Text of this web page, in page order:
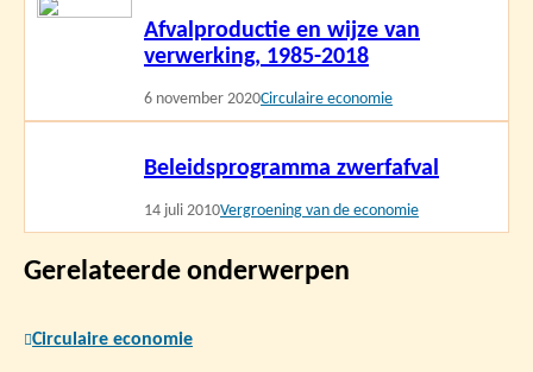
Afvalproductie en wijze van
verwerking, 1985-2018
6 november 2020Circulaire economie
Beleidsprogramma zwerfafval
14 juli 2010Vergroening van de economie
Gerelateerde onderwerpen
Circulaire economie